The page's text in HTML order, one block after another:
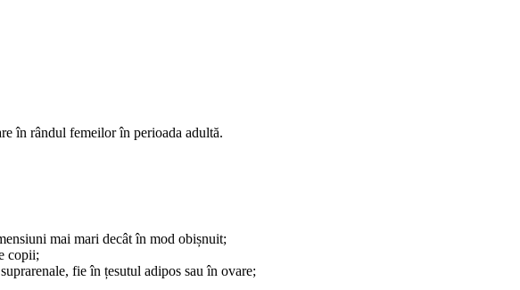
în rândul femeilor în perioada adultă.
mai mari decât în mod obișnuit;
copii;
fie în țesutul adipos sau în ovare;